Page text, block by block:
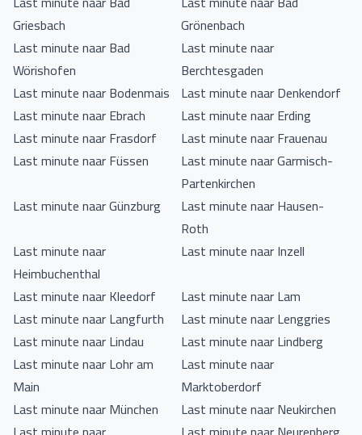
Griesbach
Grönenbach
Last minute naar Bad
Wörishofen
Last minute naar
Berchtesgaden
Last minute naar Bodenmais Last minute naar Denkendorf
Last minute naar Ebrach
Last minute naar Erding
Last minute naar Frasdorf
Last minute naar Frauenau
Last minute naar Füssen
Last minute naar Garmisch-
Partenkirchen
Last minute naar Günzburg
Last minute naar Hausen-
Roth
Last minute naar
Heimbuchenthal
Last minute naar Inzell
Last minute naar Kleedorf
Last minute naar Lam
Last minute naar Langfurth
Last minute naar Lenggries
Last minute naar Lindau
Last minute naar Lindberg
Last minute naar Lohr am
Main
Last minute naar
Marktoberdorf
Last minute naar München
Last minute naar Neukirchen